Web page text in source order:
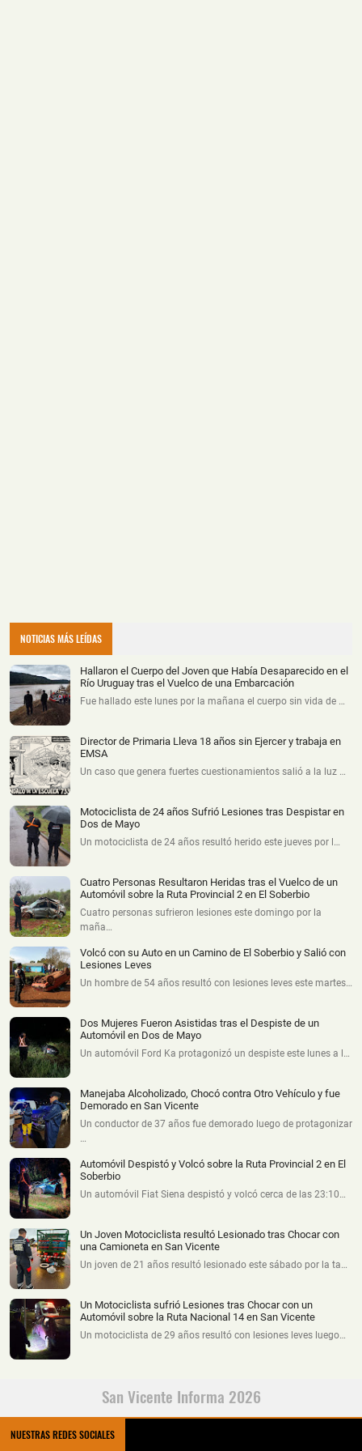
NOTICIAS MÁS LEÍDAS
Hallaron el Cuerpo del Joven que Había Desaparecido en el
Río Uruguay tras el Vuelco de una Embarcación
Fue hallado este lunes por la mañana el cuerpo sin vida de …
Director de Primaria Lleva 18 años sin Ejercer y trabaja en
EMSA
Un caso que genera fuertes cuestionamientos salió a la luz …
Motociclista de 24 años Sufrió Lesiones tras Despistar en
Dos de Mayo
Un motociclista de 24 años resultó herido este jueves por l…
Cuatro Personas Resultaron Heridas tras el Vuelco de un
Automóvil sobre la Ruta Provincial 2 en El Soberbio
Cuatro personas sufrieron lesiones este domingo por la
maña…
Volcó con su Auto en un Camino de El Soberbio y Salió con
Lesiones Leves
Un hombre de 54 años resultó con lesiones leves este martes…
Dos Mujeres Fueron Asistidas tras el Despiste de un
Automóvil en Dos de Mayo
Un automóvil Ford Ka protagonizó un despiste este lunes a l…
Manejaba Alcoholizado, Chocó contra Otro Vehículo y fue
Demorado en San Vicente
Un conductor de 37 años fue demorado luego de protagonizar
…
Automóvil Despistó y Volcó sobre la Ruta Provincial 2 en El
Soberbio
Un automóvil Fiat Siena despistó y volcó cerca de las 23:10…
Un Joven Motociclista resultó Lesionado tras Chocar con
una Camioneta en San Vicente
Un joven de 21 años resultó lesionado este sábado por la ta…
Un Motociclista sufrió Lesiones tras Chocar con un
Automóvil sobre la Ruta Nacional 14 en San Vicente
Un motociclista de 29 años resultó con lesiones leves luego…
San Vicente Informa 2026
NUESTRAS REDES SOCIALES